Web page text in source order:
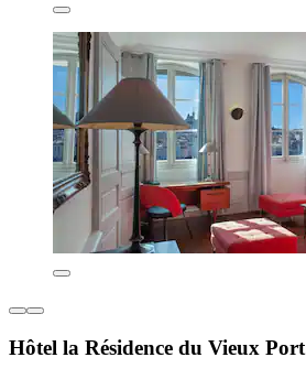
Hôtel la Résidence du Vieux Port